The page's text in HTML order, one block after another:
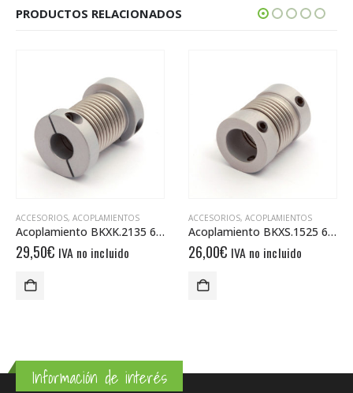
PRODUCTOS RELACIONADOS
ACCESORIOS, ACOPLAMIENTOS
Acoplamiento BKXK.2135 6/6
29,50€ IVA no incluido
ACCESORIOS, ACOPLAMIENTOS
Acoplamiento BKXS.1525 6/6
26,00€ IVA no incluido
Información de interés